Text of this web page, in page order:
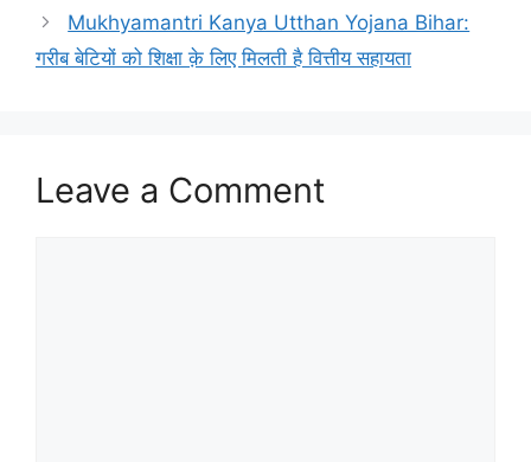
Mukhyamantri Kanya Utthan Yojana Bihar:
गरीब बेटियों को शिक्षा क़े लिए मिलती है वित्तीय सहायता
Leave a Comment